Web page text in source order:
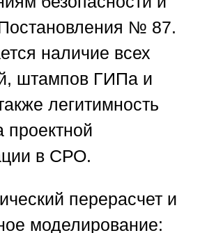
№ 87.
наличие всех
штампов ГИПа и
легитимность
проектной
в СРО.
перерасчет и
моделирование: